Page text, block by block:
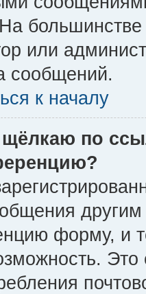
или
сообщений.
к началу
щёлкаю по
форму, и
Это